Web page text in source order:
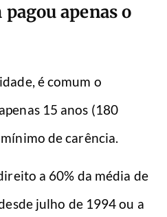
apenas o
é comum o
15 anos (180
de carência.
a 60% da média de
julho de 1994 ou a